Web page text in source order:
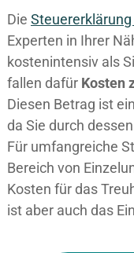
Die
Experten in Ihrer
kostenintensiv als
fallen dafür Kosten
Diesen Betrag ist
da Sie durch
Für umfangreiche
Bereich von
Kosten für das
ist aber auch das